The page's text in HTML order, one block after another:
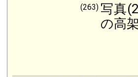
(263) 写真
の高